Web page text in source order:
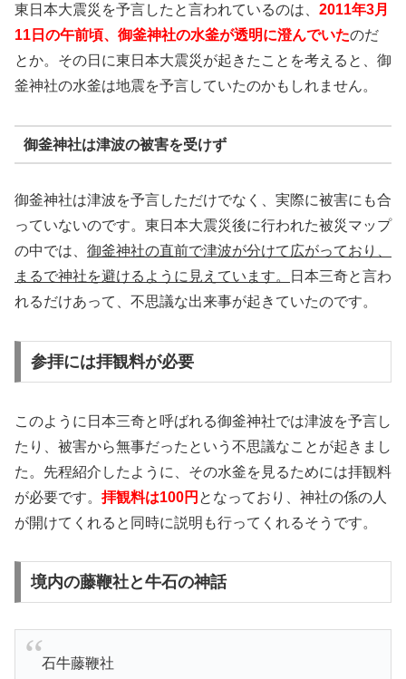
東日本大震災を予言したと言われているのは、 2011年3月
11日の午前頃、御釜神社の水釜が透明に澄んでいたのだ
とか。その日に東日本大震災が起きたことを考えると、御
釜神社の水釜は地震を予言していたのかもしれません。
御釜神社は津波の被害を受けず
御釜神社は津波を予言しただけでなく、実際に被害にも合
っていないのです。東日本大震災後に行われた被災マップ
の中では、 御釜神社の直前で津波が分けて広がっており、
まるで神社を避けるように見えています。
日本三奇と言わ
れるだけあって、不思議な出来事が起きていたのです。
参拝には拝観料が必要
このように日本三奇と呼ばれる御釜神社では津波を予言し
たり、被害から無事だったという不思議なことが起きまし
た。先程紹介したように、その水釜を見るためには拝観料
が必要です。 拝観料は100円 となっており、神社の係の人
が開けてくれると同時に説明も行ってくれるそうです。
境内の藤鞭社と牛石の神話
石牛藤鞭社